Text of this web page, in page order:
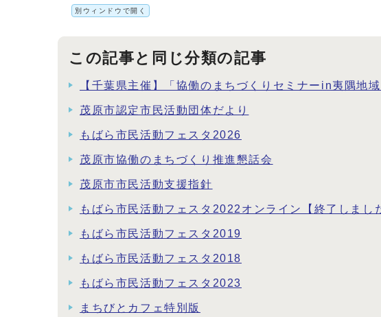
別ウィンドウで開く
この記事と同じ分類の記事
【千葉県主催】「協働のまちづくりセミナーin夷隅地
茂原市認定市民活動団体だより
もばら市民活動フェスタ2026
茂原市協働のまちづくり推進懇話会
茂原市市民活動支援指針
もばら市民活動フェスタ2022オンライン【終了しまし
もばら市民活動フェスタ2019
もばら市民活動フェスタ2018
もばら市民活動フェスタ2023
まちびとカフェ特別版